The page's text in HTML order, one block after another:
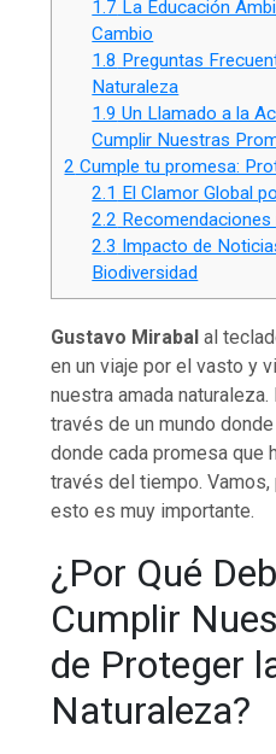
1.7 La Educación
Cambio
1.8 Preguntas
Naturaleza
1.9 Un Llamado a la
Cumplir Nuestras
2 Cumple tu promesa:
2.1 El Clamor Global
2.2
2.3 Impacto de
Biodiversidad
Gustavo Mirabal al
en un viaje por el vasto y
nuestra amada
través de un mundo
donde cada promesa que
través del tiempo.
esto es muy importante.
¿Por Qué
Cumplir
de Proteger
Naturaleza?